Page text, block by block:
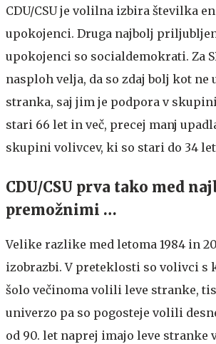
CDU/CSU je volilna izbira številka
upokojenci. Druga najbolj
upokojenci so socialdemokrati. Za
nasploh velja, da so zdaj bolj kot ne
stranka, saj jim je podpora v
stari 66 let in več, precej manj
skupini volivcev, ki so stari do 34
CDU/CSU prva tako med
premožnimi …
Velike razlike med letoma 1984 in
izobrazbi. V preteklosti so volivci s
šolo večinoma volili leve stranke,
univerzo pa so pogosteje volili
od 90. let naprej imajo leve stranke